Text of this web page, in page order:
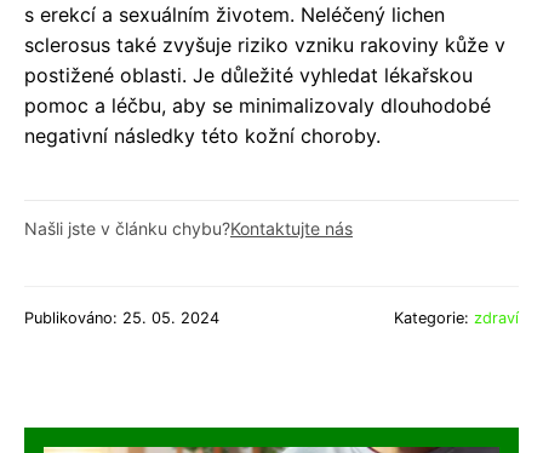
s erekcí a sexuálním životem. Neléčený lichen
sclerosus také zvyšuje riziko vzniku rakoviny kůže v
postižené oblasti. Je důležité vyhledat lékařskou
pomoc a léčbu, aby se minimalizovaly dlouhodobé
negativní následky této kožní choroby.
Našli jste v článku chybu?Kontaktujte nás
Publikováno: 25. 05. 2024 Kategorie: zdraví